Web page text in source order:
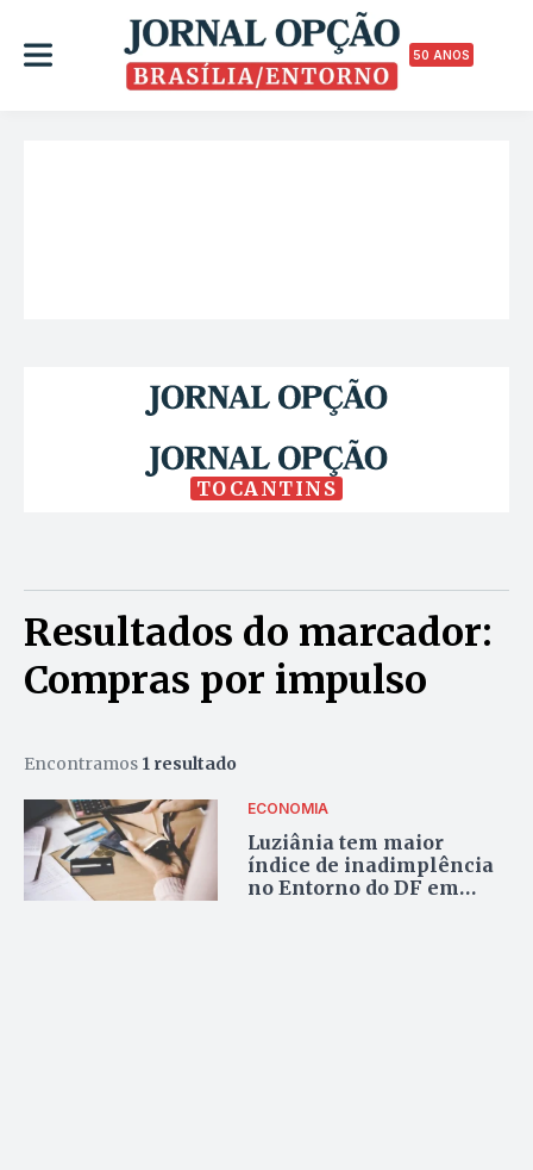
50 ANOS
TOCANTINS
Resultados do marcador:
Compras por impulso
Encontramos 1 resultado
ECONOMIA
Luziânia tem maior
índice de inadimplência
no Entorno do DF em